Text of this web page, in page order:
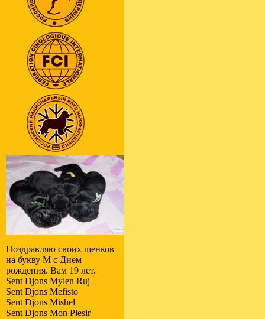
Поздравляю своих щенков
на букву M с Днем
рождения. Вам 19 лет.
Sent Djons Mylen Ruj
Sent Djons Mefisto
Sent Djons Mishel
Sent Djons Mon Plesir